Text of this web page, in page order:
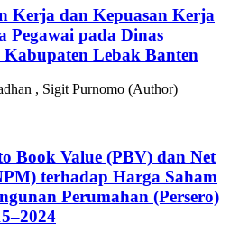
Kerja dan Kepuasan Kerja
Pegawai pada Dinas
Lebak Banten
, Sigit Purnomo (Author)
Book Value (PBV) dan Net
terhadap Harga Saham
Perumahan (Persero)